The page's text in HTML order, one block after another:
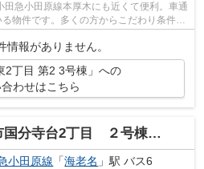
物件です。多くの方からこだわり条件で
...
情報がありません。
2丁目 第2 3号棟」への
わせはこちら
台2丁目 ２号棟 新築一戸建 全2棟
小田原線 「海老名 」駅 バス6